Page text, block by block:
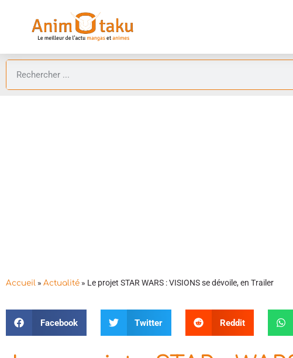
Accueil » Actualité » Le projet STAR WARS : VISIONS se dévoile, en Trailer
Facebook Twitter Reddit